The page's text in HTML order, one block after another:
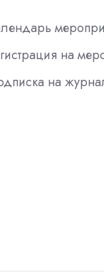
на
на